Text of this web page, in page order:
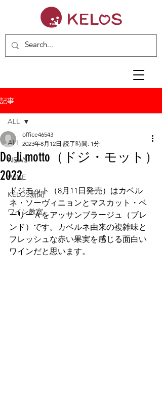
記事
ALL
NEWS
WINE
KELOS新聞
ワイン教室
ALL
Do Ji motto（ドジ・モット）
2022
office46543
2023年8月12日 読了時間: 1分
ドジモット（8月11日発売）はカベル
ネ・ソーヴィニョンとマスカット・ベ
ーリーＡをアッサンブラージュ（ブレ
ンド）です。カベルネ由来の複雑味と
フレッシュな赤い果実を感じる面白い
ワインだと思います。